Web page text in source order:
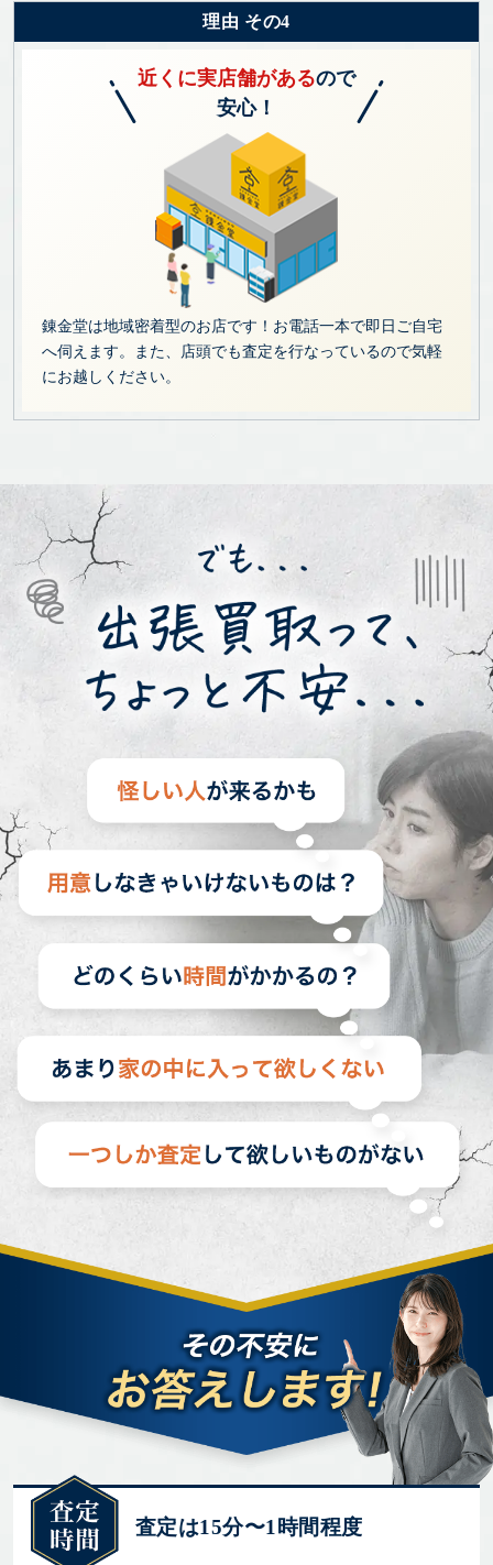
理由 その4
近くに実店舗があるので
安心！
錬金堂は地域密着型のお店です！お電話一本で即日ご自宅
へ伺えます。また、店頭でも査定を行なっているので気軽
にお越しください。
査定は15分〜1時間程度